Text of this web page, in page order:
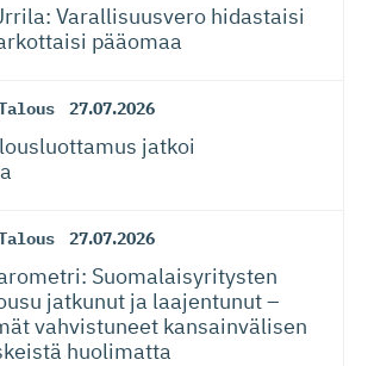
Varallisuusvero hidastaisi
pääomaa
27.07.2026
jatkoi
27.07.2026
Suomalaisy­ri­tysten
jatkunut ja laajentunut –
vahvistuneet kansainvälisen
huolimatta